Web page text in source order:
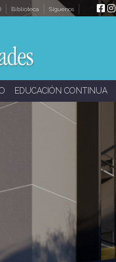
Biblioteca Síguenos
EDUCACIÓN CONTINUA